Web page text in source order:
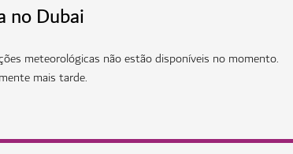
no Dubai
meteorológicas não estão disponíveis no momento.
mais tarde.